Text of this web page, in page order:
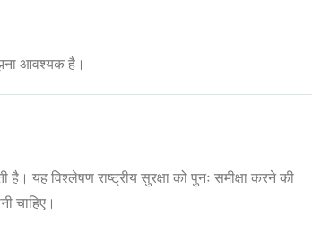
आवश्यक है।
है। यह विश्लेषण राष्ट्रीय सुरक्षा को पुनः समीक्षा करने की
चाहिए।